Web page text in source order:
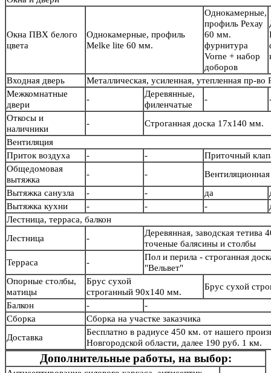
Окна ПВХ белого
цвета
Однокамерные, профиль
Melke lite 60 мм.
Однокамерные,
профиль Рехау
60 мм.
фурнитура
Vorne + набор
доборов
Входная дверь
Металлическая, усиленная, утепленная пр-во
Межкомнатные
двери
-
Деревянные,
филенчатые
-
Откосы и
наличники
-
Строганная доска 17х140 мм.
Вентиляция
Приток воздуха
- -
Приточный
Общедомовая
вытяжка
- -
Вытяжка санузла
- - да
Вытяжка кухни
- - -
Лестница, терраса, балкон
Лестница
-
Деревянная, заводская тетива
точеные балясины и
Терраса
-
Пол и перила - строганная
"Вельвет"
Опорные столбы,
матицы
Брус сухой
строганный 90х140 мм.
Брус сухой
Балкон
-
-
Сборка
Сборка на участке заказчика
Доставка
Бесплатно в радиусе 450 км. от нашего
Новгородской области, далее 190 руб. 1 км.
Дополнительные работы, на выбор: